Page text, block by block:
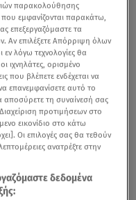
παρακολούθησης
εμφανίζονται παρακάτω,
επεξεργαζόμαστε τα
Αν επιλέξετε Απόρριψη όλων
λόγω τεχνολογίες θα
ιχνηλάτες, ορισμένο
που βλέπετε ενδέχεται να
επανεμφανίσετε αυτό το
αποσύρετε τη συναίνεσή σας
προτιμήσεων στο
εικονίδιο στο κάτω
Οι επιλογές σας θα τεθούν
ανατρέξτε στην
δεδομένα